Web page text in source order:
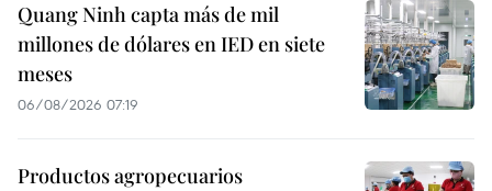
Quang Ninh capta más de mil
millones de dólares en IED en siete
meses
06/08/2026 07:19
Productos agropecuarios